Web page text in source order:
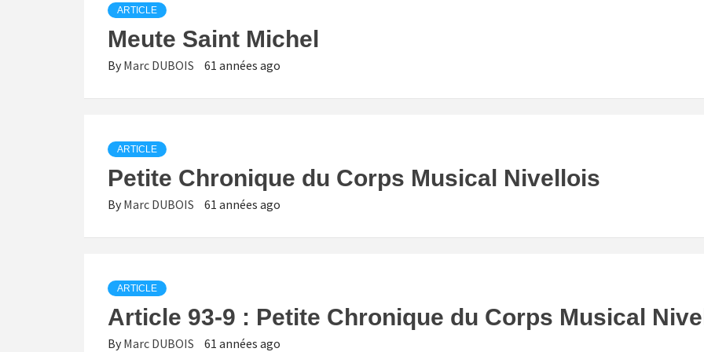
ARTICLE
Meute Saint Michel
By Marc DUBOIS 61 années ago
ARTICLE
Petite Chronique du Corps Musical Nivellois
By Marc DUBOIS 61 années ago
ARTICLE
Article 93-9 : Petite Chronique du Corps Musical
By Marc DUBOIS 61 années ago